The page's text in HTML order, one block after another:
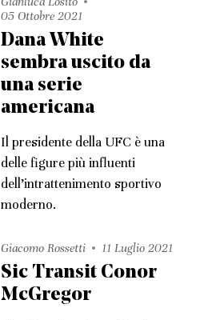
05 Ottobre 2021
Dana White
sembra uscito da
una serie
americana
Il presidente della UFC è una
delle figure più influenti
dell’intrattenimento sportivo
moderno.
Giacomo Rossetti 11 Luglio 2021
Sic Transit Conor
McGregor